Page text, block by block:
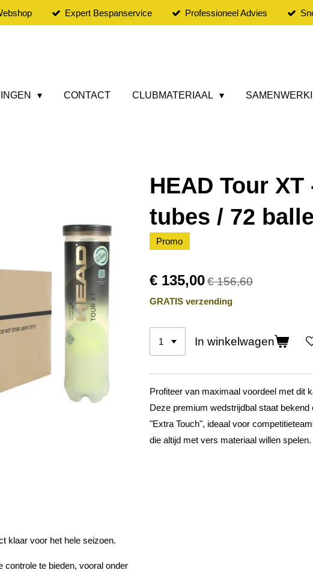
Expert Bespanservice Professioneel Advies
CONTACT CLUBMATERIAAL
HEAD Tour
tubes / 72
Promo
€ 135,00€ 156,60
GRATIS verzending
In winkelwagen
Profiteer van maximaal voordeel met dit
Deze premium wedstrijdbal staat
"Extra Touch", ideaal voor
die altijd met vers materiaal willen spelen.
klaar voor het hele seizoen.
te bieden, vooral onder